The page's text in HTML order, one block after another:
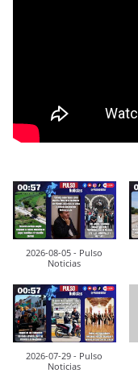
2026-08-05 - Pulso
Noticias
2026-07-29 - Pulso
Noticias